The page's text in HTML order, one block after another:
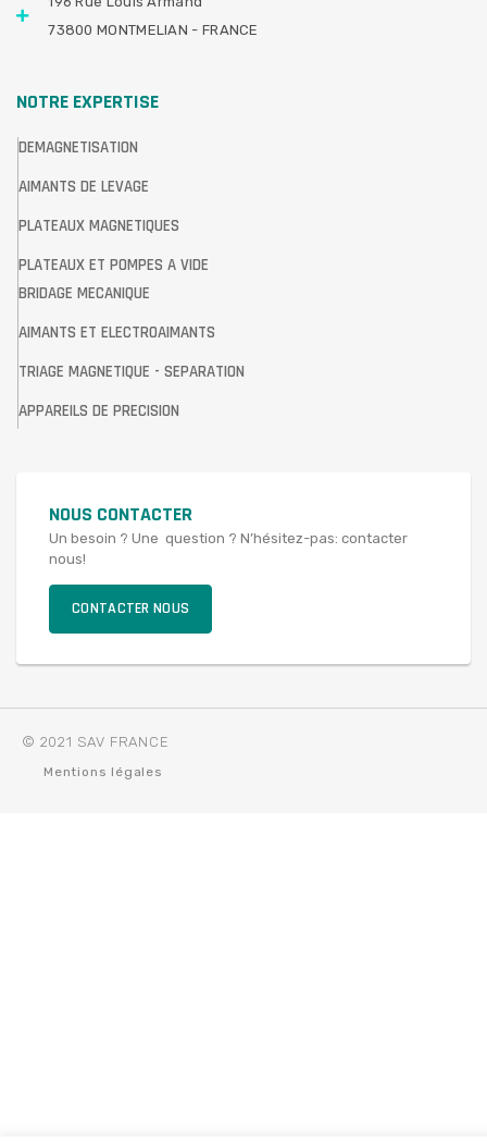
73800 MONTMELIAN - FRANCE
NOTRE EXPERTISE
DEMAGNETISATION
AIMANTS DE LEVAGE
PLATEAUX MAGNETIQUES
PLATEAUX ET POMPES A VIDE
BRIDAGE MECANIQUE
AIMANTS ET ELECTROAIMANTS
TRIAGE MAGNETIQUE - SEPARATION
APPAREILS DE PRECISION
NOUS CONTACTER
Un besoin ? Une question ? N’hésitez-pas: contacter
nous!
CONTACTER NOUS
© 2021 SAV FRANCE
Mentions légales